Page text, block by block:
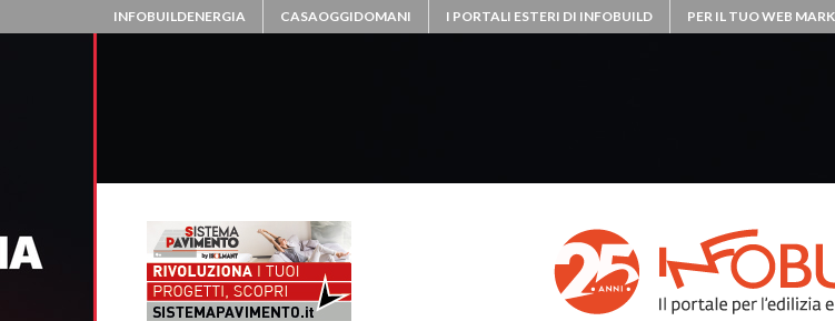
INFOBUILDENERGIA CASAOGGIDOMANI I PORTALI ESTERI DI INFOBUILD PER IL TUO WEB